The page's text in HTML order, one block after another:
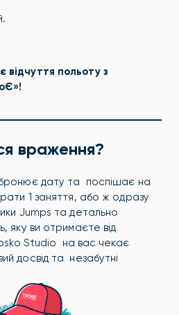
польоту з
враження?
дату та поспішає на
1 заняття, або ж одразу
Jumps та детально
яку ви отримаєте від
Studio на вас чекає
досвід та незабутні